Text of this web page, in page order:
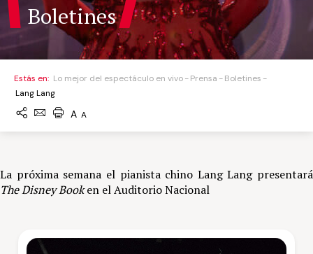
Boletines
Estás en: Lo mejor del espectáculo en vivo Prensa
Boletines
Lang Lang
A A
La próxima semana el pianista chino Lang Lang presentará
The Disney Booken el Auditorio Nacional